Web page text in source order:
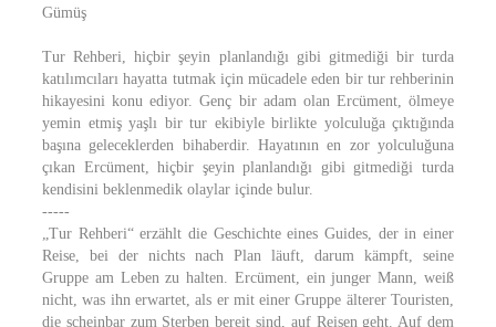
Gümüş
Tur Rehberi, hiçbir şeyin planlandığı gibi gitmediği bir turda
katılımcıları hayatta tutmak için mücadele eden bir tur rehberinin
hikayesini konu ediyor. Genç bir adam olan Ercüment, ölmeye
yemin etmiş yaşlı bir tur ekibiyle birlikte yolculuğa çıktığında
başına geleceklerden bihaberdir. Hayatının en zor yolculuğuna
çıkan Ercüment, hiçbir şeyin planlandığı gibi gitmediği turda
kendisini beklenmedik olaylar içinde bulur.
-----
„Tur Rehberi“ erzählt die Geschichte eines Guides, der in einer
Reise, bei der nichts nach Plan läuft, darum kämpft, seine
Gruppe am Leben zu halten. Ercüment, ein junger Mann, weiß
nicht, was ihn erwartet, als er mit einer Gruppe älterer Touristen,
die scheinbar zum Sterben bereit sind, auf Reisen geht. Auf dem